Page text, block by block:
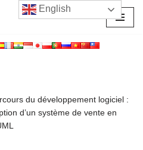
du développement logiciel :
d’un système de vente en
English